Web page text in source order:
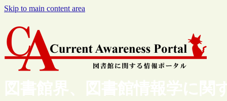
Skip to main content area
図書館界、図書館情報学に